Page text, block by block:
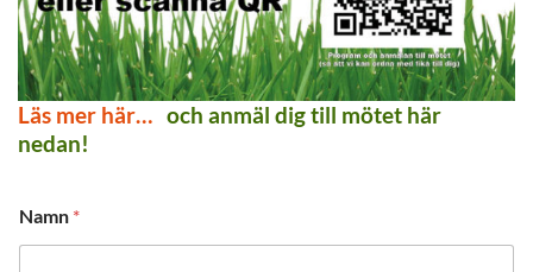
Läs mer här… och anmäl dig till mötet här
nedan!
Namn *